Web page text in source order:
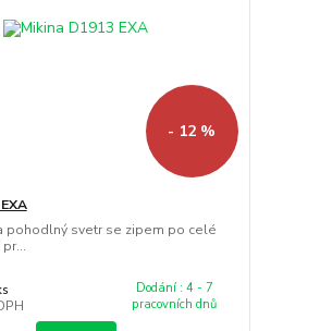
- 12 %
pohodlný svetr se zipem po celé
Dodání : 4 - 7
pracovních dnů